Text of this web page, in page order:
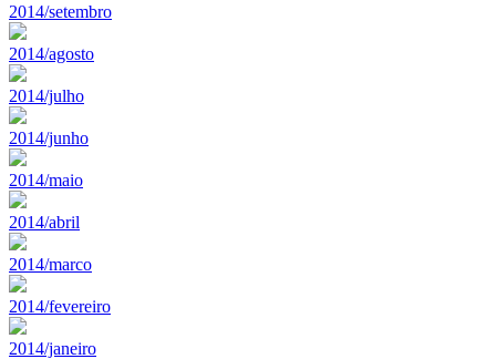
2014/setembro
2014/agosto
2014/julho
2014/junho
2014/maio
2014/abril
2014/marco
2014/fevereiro
2014/janeiro